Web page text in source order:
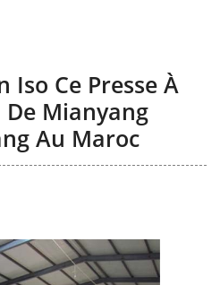
Iso Ce Presse À
Mianyang
Au Maroc